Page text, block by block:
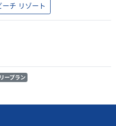
チ リゾート
ープラン